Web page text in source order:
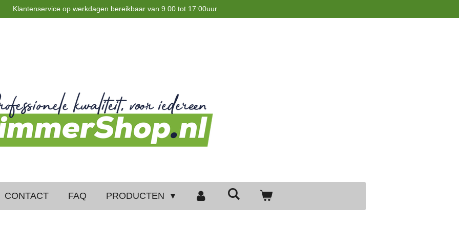
Klantenservice op werkdagen bereikbaar van 9.00 tot 17:00uur
CONTACT FAQ PRODUCTEN